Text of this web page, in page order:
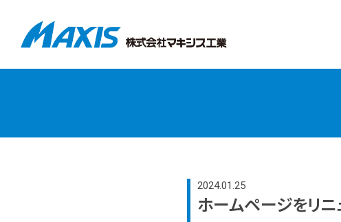
2024.01.25
ホームページをリニ